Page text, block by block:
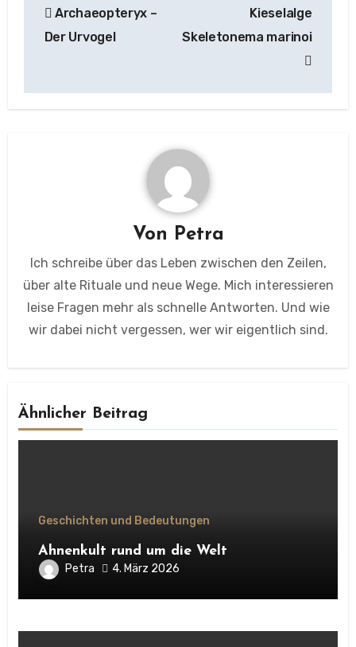
Archaeopteryx –
Der Urvogel
Kieselalge
Skeletonema marinoi
Von Petra
Ich schreibe über das Leben zwischen den Zeilen,
über alte Rituale und neue Wege. Mich interessieren
leise Fragen mehr als schnelle Antworten. Und wie
wir dabei nicht vergessen, wer wir eigentlich sind.
Ähnlicher Beitrag
Geschichten und Bedeutungen
Ahnenkult rund um die Welt
Petra 4. März 2026